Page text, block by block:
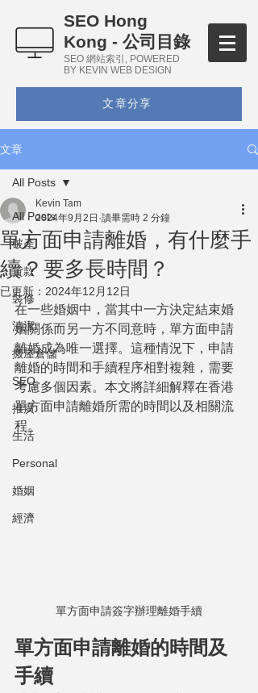
SEO Hong
Kong - 公司目錄
SEO 網站索引, POWERED
BY KEVIN WEB DESIGN
文章分享
文章
All Posts
破產
貸款
裝修
清潔
搬屋倉儲
SEO
推廣
生活
Personal
婚姻
經濟
All Posts
單方面申請離婚，有什麼手
續 ? 要多長時間？
Kevin Tam
2024年9月2日 讀畢需時 2 分鐘
已更新： 2024年12月12日
在一些婚姻中，當其中一方決定結束婚
姻關係而另一方不同意時，單方面申請
離婚成為唯一選擇。這種情況下，申請
離婚的時間和手續程序相對複雜，需要
考慮多個因素。本文將詳細解釋在香港
單方面申請離婚所需的時間以及相關流
程。
單方面申請簽字辦理離婚手續
單方面申請離婚的時間及
手續